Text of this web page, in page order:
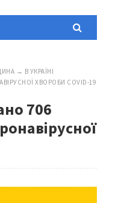
→ В УКРАЇНІ
ХВОРОБИ COVID-19
706